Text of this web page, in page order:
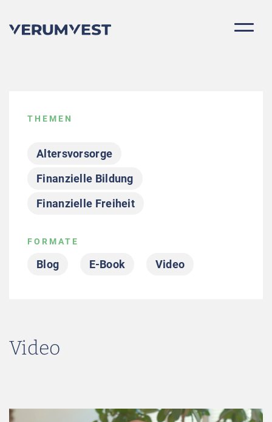
THEMEN
Altersvorsorge
Finanzielle Bildung
Finanzielle Freiheit
Passives Einkommen
FORMATE
Blog E-Book Video
Video